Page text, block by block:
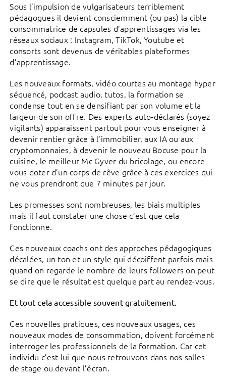
Sous l’impulsion de vulgarisateurs terriblement
pédagogues il devient consciemment (ou pas) la cible
consommatrice de capsules d’apprentissages via les
réseaux sociaux : Instagram, TikTok, Youtube et
consorts sont devenus de véritables plateformes
d’apprentissage.
Les nouveaux formats, vidéo courtes au montage hyper
séquencé, podcast audio, tutos, la formation se
condense tout en se densifiant par son volume et la
largeur de son offre. Des experts auto-déclarés (soyez
vigilants) apparaissent partout pour vous enseigner à
devenir rentier grâce à l’immobilier, aux IA ou aux
cryptomonnaies, à devenir le nouveau Bocuse pour la
cuisine, le meilleur Mc Gyver du bricolage, ou encore
vous doter d’un corps de rêve grâce à ces exercices qui
ne vous prendront que 7 minutes par jour.
Les promesses sont nombreuses, les biais multiples
mais il faut constater une chose c’est que cela
fonctionne.
Ces nouveaux coachs ont des approches pédagogiques
décalées, un ton et un style qui décoiffent parfois mais
quand on regarde le nombre de leurs followers on peut
se dire que le résultat est quelque part au rendez-vous.
Et tout cela accessible souvent gratuitement.
Ces nouvelles pratiques, ces nouveaux usages, ces
nouveaux modes de consommation, doivent forcément
interroger les professionnels de la formation. Car cet
individu c’est lui que nous retrouvons dans nos salles
de stage ou devant l’écran.